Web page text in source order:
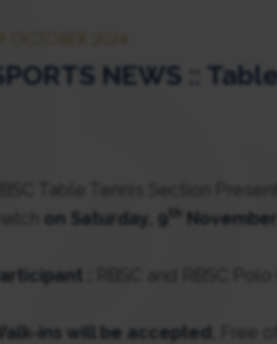
NEWS ::
on Saturday, 9
:
ins will be accepted